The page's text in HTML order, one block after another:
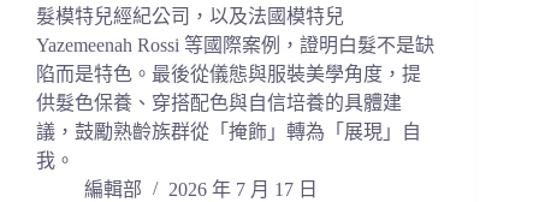
髮模特兒經紀公司，以及法國模特兒
Yazemeenah Rossi 等國際案例，證明白髮不是缺
陷而是特色。最後從儀態與服裝美學角度，提
供髮色保養、穿搭配色與自信培養的具體建
議，鼓勵熟齡族群從「掩飾」轉為「展現」自
我。
編輯部
2026 年 7 月 17 日